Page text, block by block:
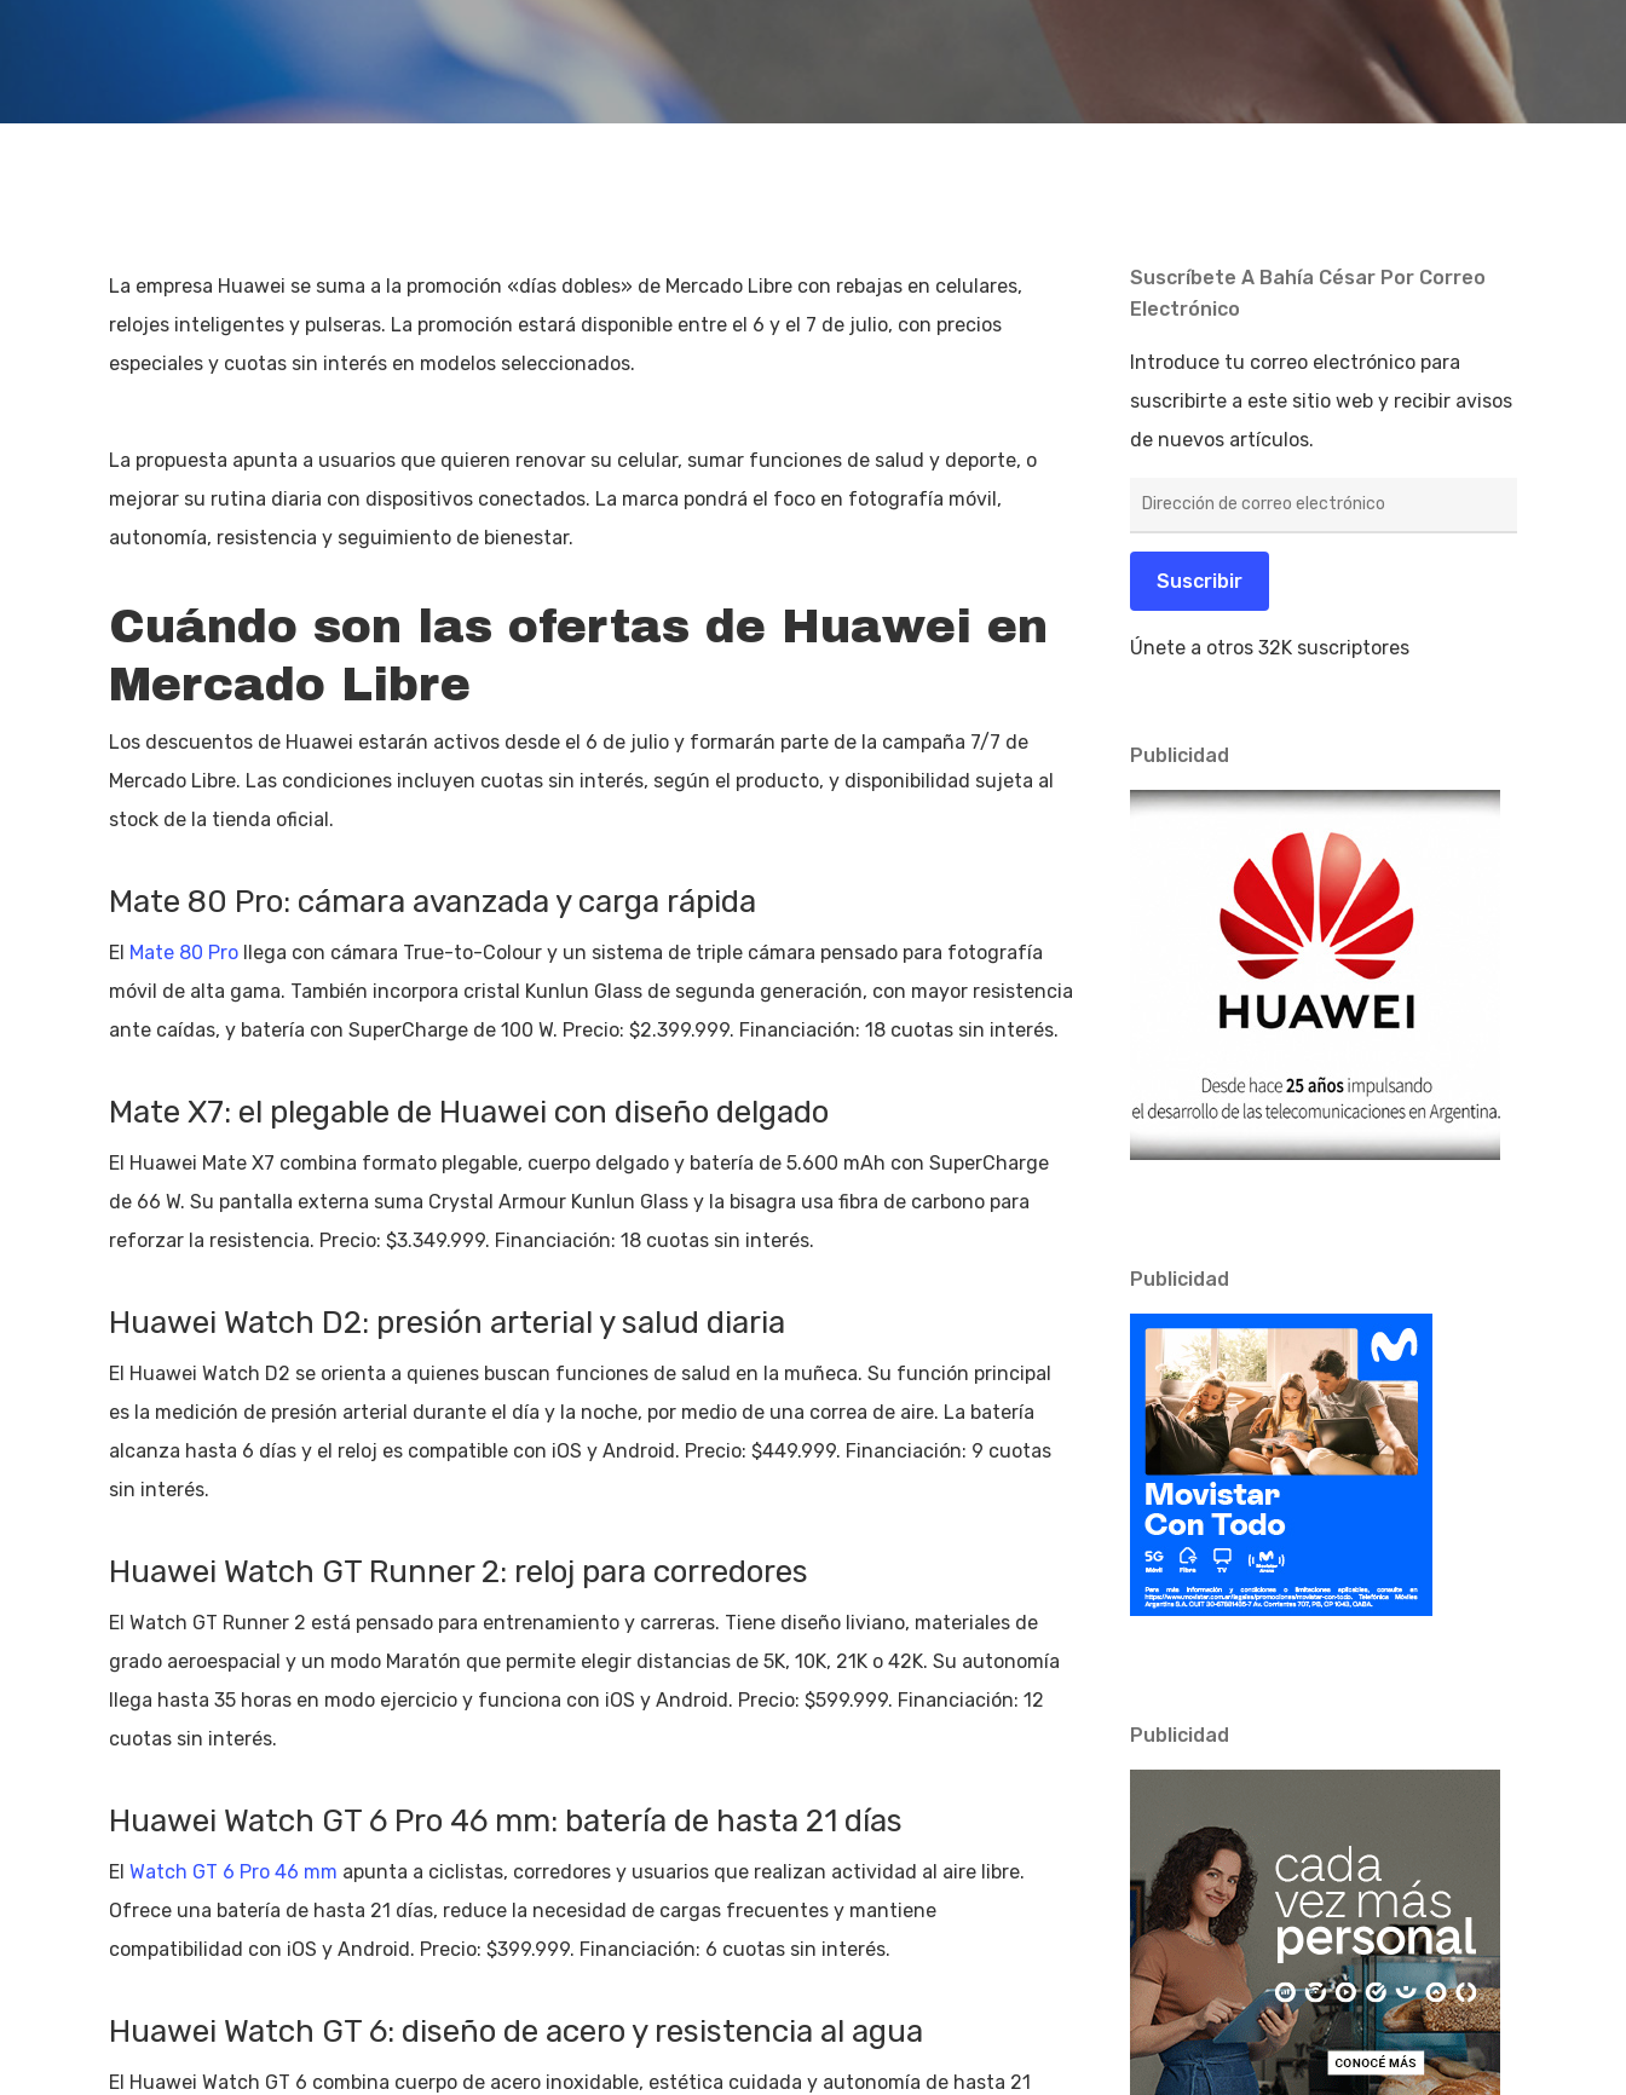
La empresa Huawei se suma a la promoción «días dobles» de Mercado Libre con rebajas en celulares,
relojes inteligentes y pulseras. La promoción estará disponible entre el 6 y el 7 de julio, con precios
especiales y cuotas sin interés en modelos seleccionados.
La propuesta apunta a usuarios que quieren renovar su celular, sumar funciones de salud y deporte, o
mejorar su rutina diaria con dispositivos conectados. La marca pondrá el foco en fotografía móvil,
autonomía, resistencia y seguimiento de bienestar.
Cuándo son las ofertas de Huawei en
Mercado Libre
Los descuentos de Huawei estarán activos desde el 6 de julio y formarán parte de la campaña 7/7 de
Mercado Libre. Las condiciones incluyen cuotas sin interés, según el producto, y disponibilidad sujeta al
stock de la tienda oficial.
Mate 80 Pro: cámara avanzada y carga rápida
El Mate 80 Pro llega con cámara True-to-Colour y un sistema de triple cámara pensado para fotografía
móvil de alta gama. También incorpora cristal Kunlun Glass de segunda generación, con mayor resistencia
ante caídas, y batería con SuperCharge de 100 W. Precio: $2.399.999. Financiación: 18 cuotas sin interés.
Mate X7: el plegable de Huawei con diseño delgado
El Huawei Mate X7 combina formato plegable, cuerpo delgado y batería de 5.600 mAh con SuperCharge
de 66 W. Su pantalla externa suma Crystal Armour Kunlun Glass y la bisagra usa fibra de carbono para
reforzar la resistencia. Precio: $3.349.999. Financiación: 18 cuotas sin interés.
Huawei Watch D2: presión arterial y salud diaria
El Huawei Watch D2 se orienta a quienes buscan funciones de salud en la muñeca. Su función principal
es la medición de presión arterial durante el día y la noche, por medio de una correa de aire. La batería
alcanza hasta 6 días y el reloj es compatible con iOS y Android. Precio: $449.999. Financiación: 9 cuotas
sin interés.
Huawei Watch GT Runner 2: reloj para corredores
El Watch GT Runner 2 está pensado para entrenamiento y carreras. Tiene diseño liviano, materiales de
grado aeroespacial y un modo Maratón que permite elegir distancias de 5K, 10K, 21K o 42K. Su autonomía
llega hasta 35 horas en modo ejercicio y funciona con iOS y Android. Precio: $599.999. Financiación: 12
cuotas sin interés.
Huawei Watch GT 6 Pro 46 mm: batería de hasta 21 días
El Watch GT 6 Pro 46 mm apunta a ciclistas, corredores y usuarios que realizan actividad al aire libre.
Ofrece una batería de hasta 21 días, reduce la necesidad de cargas frecuentes y mantiene
compatibilidad con iOS y Android. Precio: $399.999. Financiación: 6 cuotas sin interés.
Huawei Watch GT 6: diseño de acero y resistencia al agua
El Huawei Watch GT 6 combina cuerpo de acero inoxidable, estética cuidada y autonomía de hasta 21
Suscríbete A Bahía César Por Correo
Electrónico
Introduce tu correo electrónico para
suscribirte a este sitio web y recibir avisos
de nuevos artículos.
de
electrónico
Suscribir
Únete a otros 32K suscriptores
Publicidad
Publicidad
Publicidad